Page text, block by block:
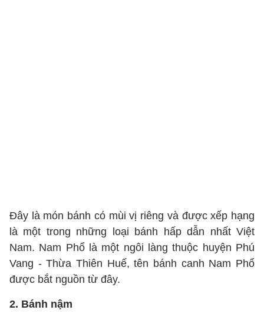
Đây là món bánh có mùi vị riêng và được xếp hạng
là một trong những loại bánh hấp dẫn nhất Việt
Nam. Nam Phổ là một ngôi làng thuộc huyện Phú
Vang - Thừa Thiên Huế, tên bánh canh Nam Phổ
được bắt nguồn từ đây.
2. Bánh nậm